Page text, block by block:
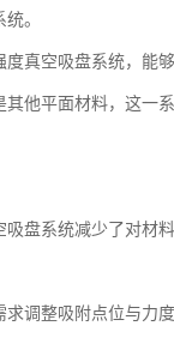
。
真空吸盘系统，能
他平面材料，这一
盘系统减少了对材
求调整吸附点位与力